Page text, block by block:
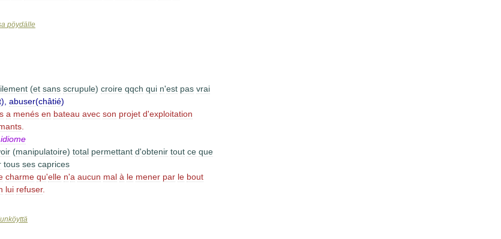
pöydälle
(et sans scrupule) croire qqch qui n'est pas vrai
), abuser(châtié)
a menés en bateau avec son projet d'exploitation
idiome
(manipulatoire) total permettant d'obtenir tout ce que
tous ses caprices
charme qu'elle n'a aucun mal à le mener par le bout
lui refuser.